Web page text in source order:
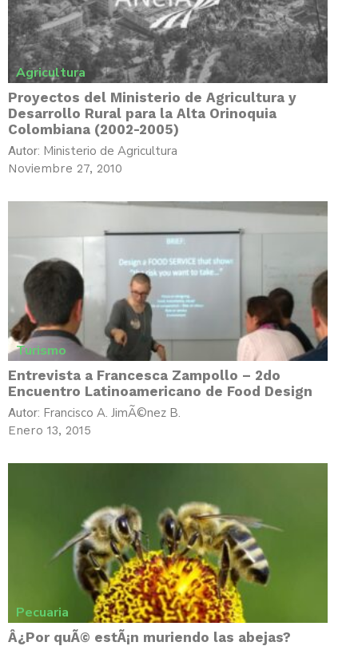
Agricultura
Proyectos del Ministerio de Agricultura y
Desarrollo Rural para la Alta Orinoquia
Colombiana (2002-2005)
Autor: Ministerio de Agricultura
Noviembre 27, 2010
Turismo
Entrevista a Francesca Zampollo – 2do
Encuentro Latinoamericano de Food Design
Autor: Francisco A. JimÃ©nez B.
Enero 13, 2015
Pecuaria
Â¿Por quÃ© estÃ¡n muriendo las abejas?